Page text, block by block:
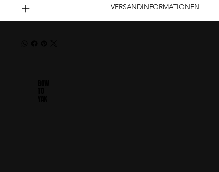
VERSANDINFORMATIONEN